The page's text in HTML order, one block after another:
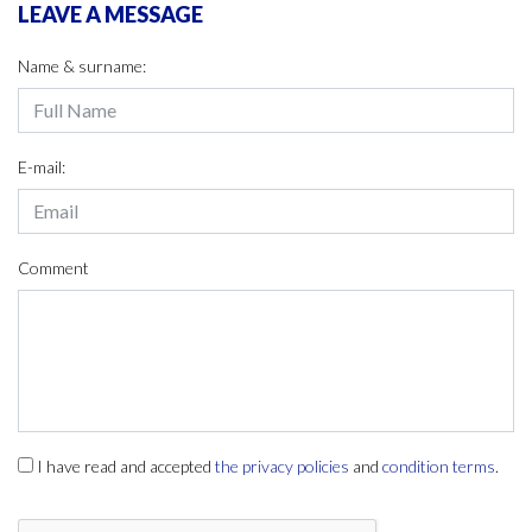
LEAVE A MESSAGE
Name & surname:
E-mail:
Comment
I have read and accepted the privacy policies and condition terms.